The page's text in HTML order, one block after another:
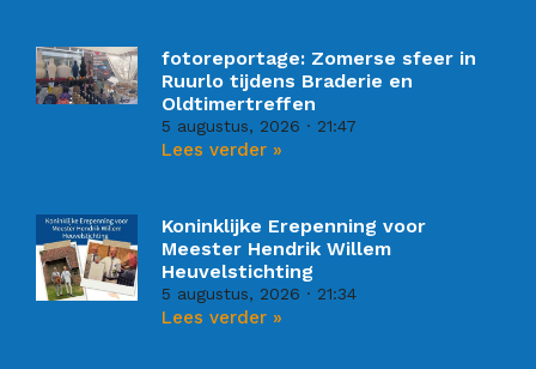
fotoreportage: Zomerse sfeer in
Ruurlo tijdens Braderie en
Oldtimertreffen
5 augustus, 2026 21:47
Lees verder »
Koninklijke Erepenning voor
Meester Hendrik Willem
Heuvelstichting
5 augustus, 2026 21:34
Lees verder »